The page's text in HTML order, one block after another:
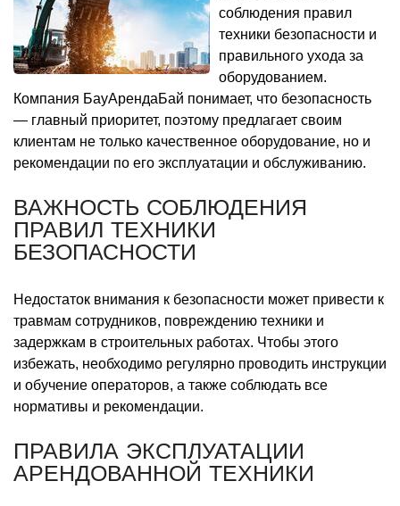
соблюдения правил
техники безопасности и
правильного ухода за
оборудованием.
Компания БауАрендаБай понимает, что безопасность
— главный приоритет, поэтому предлагает своим
клиентам не только качественное оборудование, но и
рекомендации по его эксплуатации и обслуживанию.
ВАЖНОСТЬ СОБЛЮДЕНИЯ
ПРАВИЛ ТЕХНИКИ
БЕЗОПАСНОСТИ
Недостаток внимания к безопасности может привести к
травмам сотрудников, повреждению техники и
задержкам в строительных работах. Чтобы этого
избежать, необходимо регулярно проводить инструкции
и обучение операторов, а также соблюдать все
нормативы и рекомендации.
ПРАВИЛА ЭКСПЛУАТАЦИИ
АРЕНДОВАННОЙ ТЕХНИКИ